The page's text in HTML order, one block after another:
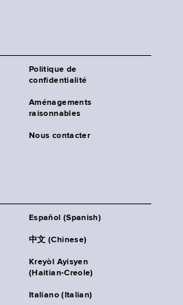
Politique de
confidentialité
Aménagements
raisonnables
Nous contacter
Español (Spanish)
中文 (Chinese)
Kreyòl Ayisyen
(Haitian-Creole)
Italiano (Italian)